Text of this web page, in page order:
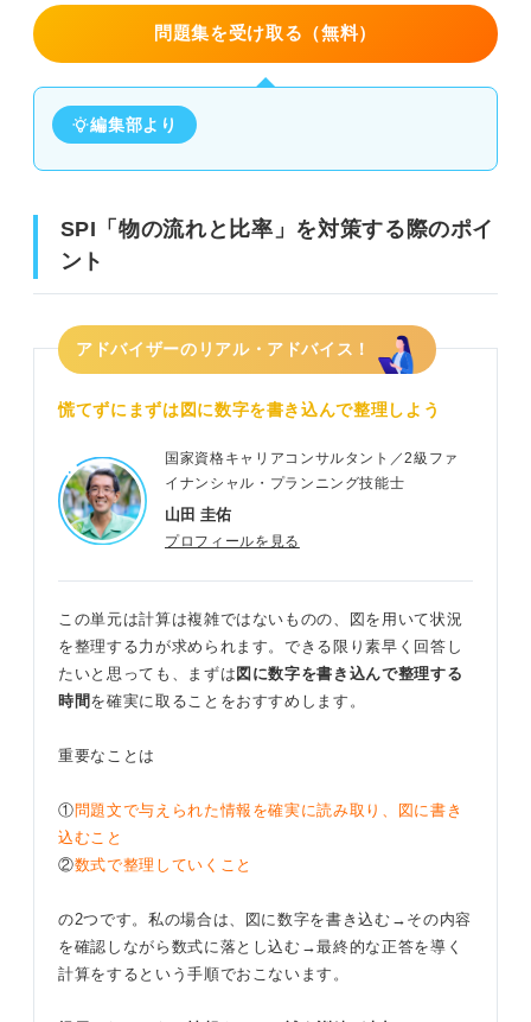
問題集を受け取る（無料）
編集部より
SPI「物の流れと比率」を対策する際のポイ
ント
アドバイザーのリアル・アドバイス！
慌てずにまずは図に数字を書き込んで整理しよう
国家資格キャリアコンサルタント／2級ファ
イナンシャル・プランニング技能士
山田 圭佑
プロフィールを見る
この単元は計算は複雑ではないものの、図を用いて状況
を整理する力が求められます。できる限り素早く回答し
たいと思っても、まずは図に数字を書き込んで整理する
時間を確実に取ることをおすすめします。
重要なことは
①問題文で与えられた情報を確実に読み取り、図に書き
込むこと
②数式で整理していくこと
の2つです。私の場合は、図に数字を書き込む→その内容
を確認しながら数式に落とし込む→最終的な正答を導く
計算をするという手順でおこないます。